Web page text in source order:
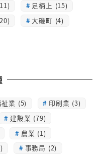
足柄上 (15)
大磯町 (4)
業 (5)
印刷業 (3)
建設業 (79)
農業 (1)
事務局 (2)